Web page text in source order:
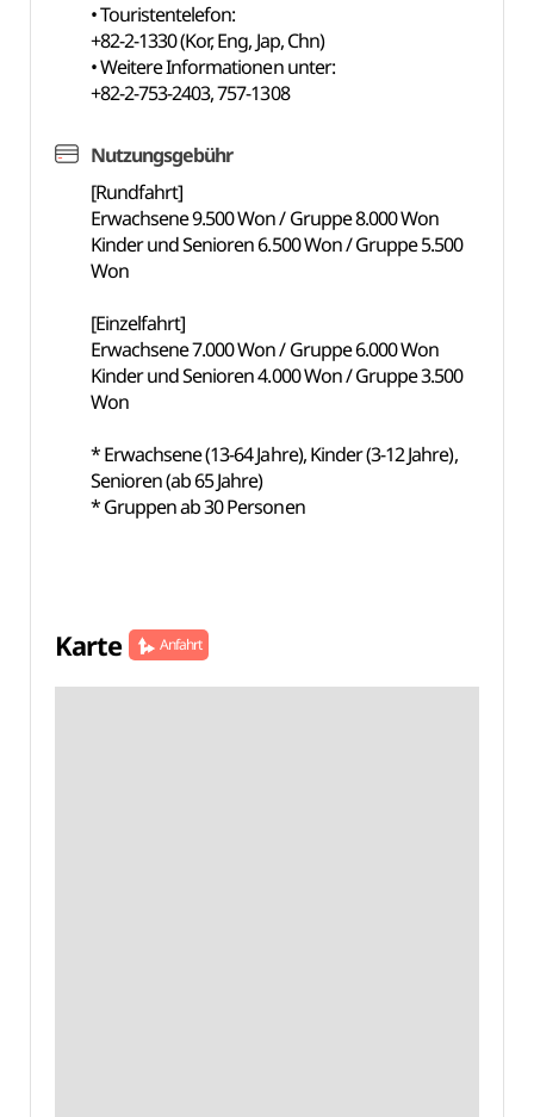
• Touristentelefon:
+82-2-1330 (Kor, Eng, Jap, Chn)
• Weitere Informationen unter:
+82-2-753-2403, 757-1308
Nutzungsgebühr
[Rundfahrt]
Erwachsene 9.500 Won / Gruppe 8.000 Won
Kinder und Senioren 6.500 Won / Gruppe 5.500
Won
[Einzelfahrt]
Erwachsene 7.000 Won / Gruppe 6.000 Won
Kinder und Senioren 4.000 Won / Gruppe 3.500
Won
* Erwachsene (13-64 Jahre), Kinder (3-12 Jahre),
Senioren (ab 65 Jahre)
* Gruppen ab 30 Personen
Karte Anfahrt